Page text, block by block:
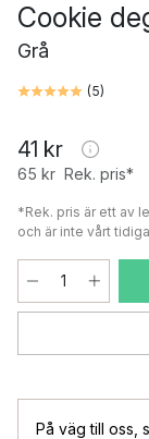
Cookie
Grå
(5)
41 kr
65 kr Rek. pris*
*Rek. pris är ett av
och är inte vårt
På väg till oss